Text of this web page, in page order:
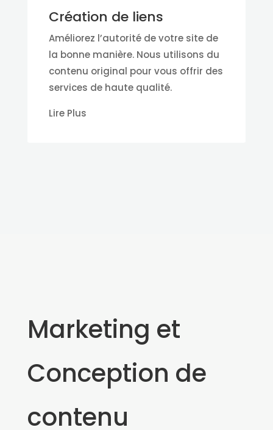
Création de liens
Améliorez l’autorité de votre site de
la bonne manière. Nous utilisons du
contenu original pour vous offrir des
services de haute qualité.
Lire Plus
Marketing et
Conception de
contenu